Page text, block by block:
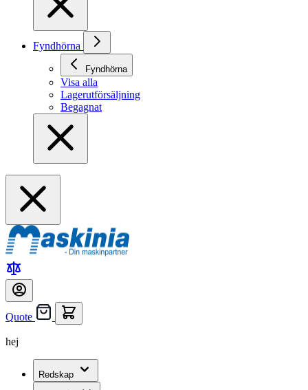
Fyndhörna
Fyndhörna
Visa alla
Lagerutförsäljning
Begagnat
Quote
hej
Redskap